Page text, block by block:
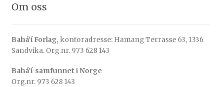
Om oss
Bahá’í Forlag, kontoradresse: Hamang Terrasse 63, 1336
Sandvika. Org.nr. 973 628 143
Bahá’í-samfunnet i Norge
Org.nr. 973 628 143